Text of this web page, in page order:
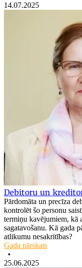
14.07.2025
Debitoru un
Pārdomāta un precīza
kontrolēt šo personu
termiņu kavējumiem, kā
sagatavošanu. Kā gada
atlikumu nesakritības?
Gada pārskats
•
25.06.2025